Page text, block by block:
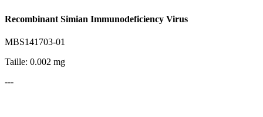
Recombinant Simian Immunodeficiency Virus
MBS141703-01
Taille: 0.002 mg
---